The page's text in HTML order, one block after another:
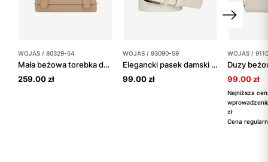
WOJAS / 80329-54
Mała beżowa torebka damska ze skóry licowej
259.00 zł
WOJAS / 93090-59
Elegancki pasek damski z złotą klamrą
99.00 zł
WOJAS /
99.00 zł
Najniższa
zł
Cena